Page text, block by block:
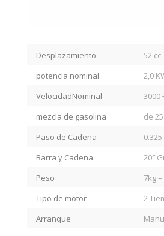
Desplazamiento
52 cc
potencia nominal
2,0
VelocidadNominal
3000
mezcla de gasolina
de
Paso de Cadena
0.325
Barra y Cadena
20″
Peso
7kg
Tipo de motor
2
Arranque